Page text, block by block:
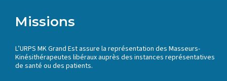
Missions
L’URPS MK Grand Est assure la représentation des Masseurs-
Kinésithérapeutes libéraux auprès des instances représentatives
de santé ou des patients.